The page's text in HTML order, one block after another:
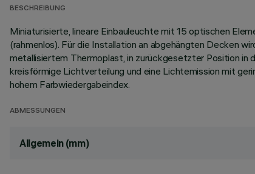
BESCHREIBUNG
Miniaturisierte, lineare Einbauleuchte mit 15 optischen
(rahmenlos). Für die Installation an abgehängten Decken
metallisiertem Thermoplast, in zurückgesetzter Position
kreisförmige Lichtverteilung und eine Lichtemission mit
hohem Farbwiedergabeindex.
ABMESSUNGEN
Allgemein (mm)